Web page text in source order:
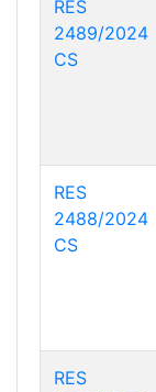
RES
2489/2024
CS
RES
2488/2024
CS
RES